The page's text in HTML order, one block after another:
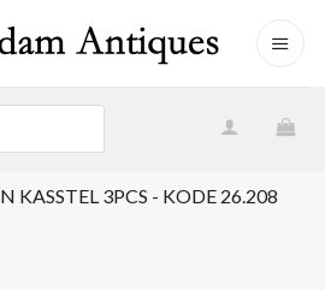
KASSTEL 3PCS - KODE 26.208